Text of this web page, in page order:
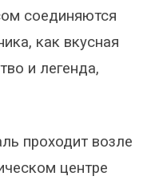
соединяются
как вкусная
и легенда,
проходит возле
центре